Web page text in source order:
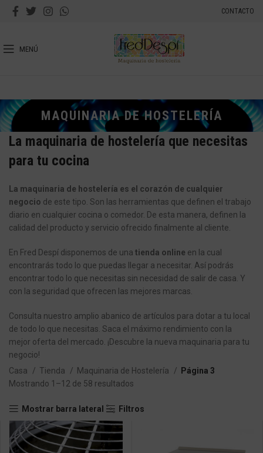
CONTACTO
MENÚ
MAQUINARIA DE HOSTELERÍA
La maquinaria de hostelería que necesitas
para tu cocina
La maquinaria de hostelería es el corazón de cualquier
negocio de este tipo. Son las herramientas que definen el trabajo
diario en cualquier cocina o comedor. De esta manera, definen la
calidad del producto y servicio ofrecido finalmente al cliente.
En Fred Despí disponemos de una tienda online en la cual
encontrarás todo lo que puedas llegar a necesitar. Así podrás
encontrar todo lo que necesitas sin necesidad de salir de casa. Y
con la seguridad que ofrecen las mejores marcas.
Consulta nuestro amplio abanico de artículos para dotar a tu local
de todo lo que necesitas. Saca el máximo rendimiento con la
mejor oferta del mercado. ¡Descubre la nueva maquinaria para tu
negocio!
Casa
Tienda Maquinaria de Hostelería
Página 3
Mostrando 1–12 de 58 resultados
Mostrar barra lateral Filtros